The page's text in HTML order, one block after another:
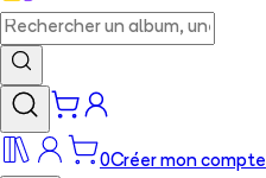
0Créer mon compte